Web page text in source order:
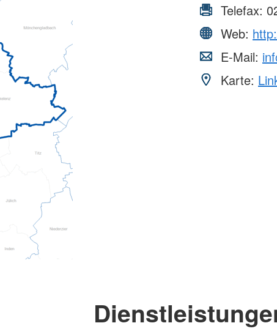
Telefax:
Web:
E-Mail:
Karte: